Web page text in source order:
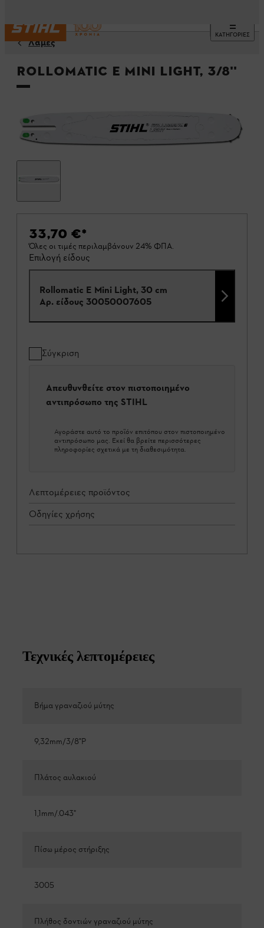
ΚΑΤΗΓΟΡΙΕΣ
Λάμες
Rollomatic E Mini Light, 3/8''
33,70 €*
Όλες οι τιμές περιλαμβάνουν 24% ΦΠΑ.
Επιλογή είδους
Rollomatic E Mini Light, 30 cm
Αρ. είδους 30050007605
Σύγκριση
Απευθυνθείτε στον πιστοποιημένο
αντιπρόσωπο της STIHL
Αγοράστε αυτό το προϊόν επιτόπου στον πιστοποιημένο
αντιπρόσωπο μας. Εκεί θα βρείτε περισσότερες
πληροφορίες σχετικά με τη διαθεσιμότητα.
Λεπτομέρειες προϊόντος
Οδηγίες χρήσης
Τεχνικές λεπτομέρειες
Βήμα γραναζιού μύτης
9,32mm/3/8"P
Πλάτος αυλακιού
1,1mm/.043"
Πίσω μέρος στήριξης
3005
Πλήθος δοντιών γραναζιού μύτης